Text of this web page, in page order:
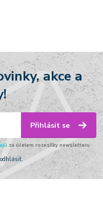
akce a
Přihlásit se
za účelem rozesílky newsletteru.